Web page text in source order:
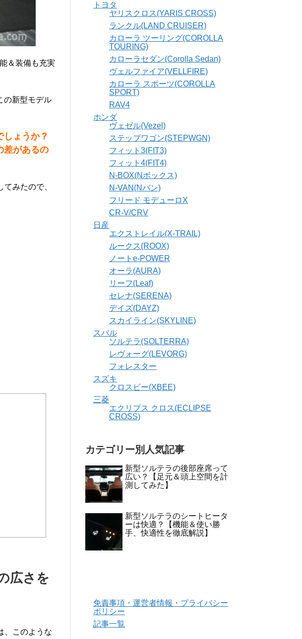
＆装備も充実
の新型モデル
ょうか？
差があるの
みたので、
広さを
、このような
トヨタ
ヤリスクロス(YARIS CROSS)
ランクル(LAND CRUISER)
カローラ ツーリング(COROLLA
TOURING)
カローラセダン(Corolla Sedan)
ヴェルファイア(VELLFIRE)
カローラ スポーツ(COROLLA
SPORT)
RAV4
ホンダ
ヴェゼル(Vezel)
ステップワゴン(STEPWGN)
フィット3(FIT3)
フィット4(FIT4)
N-BOX(Nボックス)
N-VAN(Nバン)
フリード モデューロX
CR-V/CRV
日産
エクストレイル(X-TRAIL)
ルークス(ROOX)
ノートe-POWER
オーラ(AURA)
リーフ(Leaf)
セレナ(SERENA)
デイズ(DAYZ)
スカイライン(SKYLINE)
スバル
ソルテラ(SOLTERRA)
レヴォーグ(LEVORG)
フォレスター
スズキ
クロスビー(XBEE)
三菱
エクリプス クロス(ECLIPSE
CROSS)
カテゴリー別人気記事
新型ソルテラの後部座席って
広い？【足元＆頭上空間を計
測してみた】
新型ソルテラのシートヒータ
ーは快適？【機能＆使い勝
手、快適性を徹底解説】
免責事項・運営者情報・プライバシー
ポリシー
記事一覧